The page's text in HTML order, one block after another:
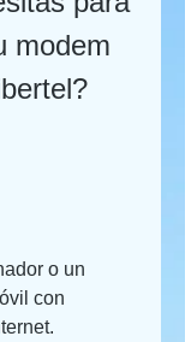
modem
con